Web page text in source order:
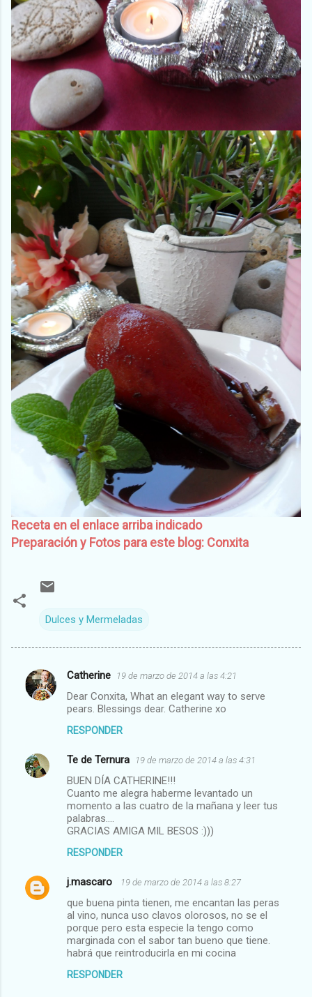
Receta en el enlace arriba indicado
Preparación y Fotos para este blog: Conxita
Dulces y Mermeladas
C
n
s
Catherine 19 de marzo de 2014 a las 4:21
Dear Conxita, What an elegant way to serve
pears. Blessings dear. Catherine xo
RESPONDER
Te de Ternura 19 de marzo de 2014 a las 4:31
BUEN DÍA CATHERINE!!!
Cuanto me alegra haberme levantado un
momento a las cuatro de la mañana y leer tus
palabras....
GRACIAS AMIGA MIL BESOS :)))
RESPONDER
j.mascaro 19 de marzo de 2014 a las 8:27
que buena pinta tienen, me encantan las peras
al vino, nunca uso clavos olorosos, no se el
porque pero esta especie la tengo como
marginada con el sabor tan bueno que tiene.
habrá que reintroducirla en mi cocina
RESPONDER